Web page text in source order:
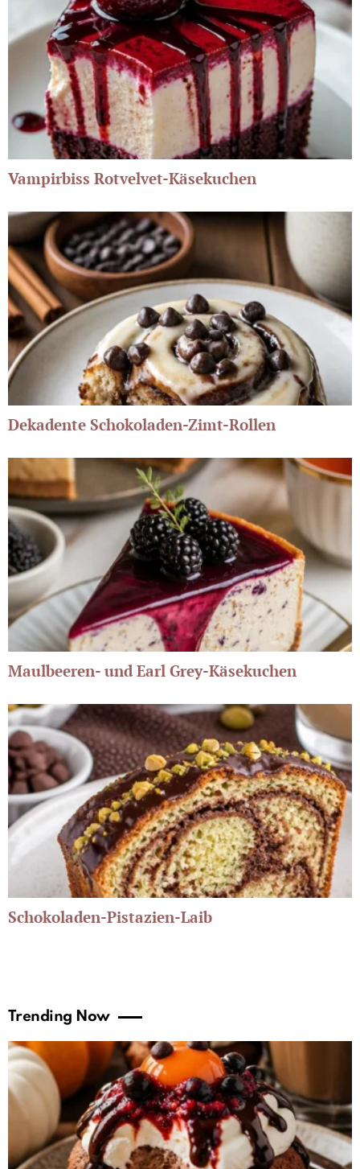
Vampirbiss Rotvelvet-Käsekuchen
Dekadente Schokoladen-Zimt-Rollen
Maulbeeren- und Earl Grey-Käsekuchen
Schokoladen-Pistazien-Laib
Trending Now